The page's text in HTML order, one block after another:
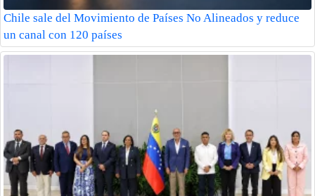
Chile sale del Movimiento de Países No Alineados y reduce
un canal con 120 países